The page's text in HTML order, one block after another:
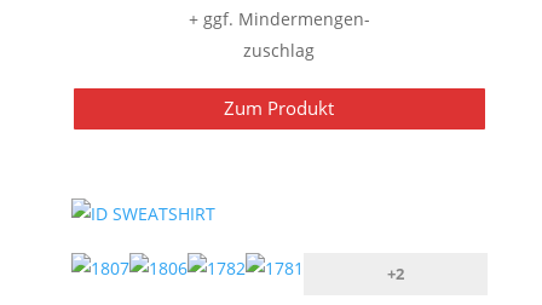
29,99€
+ ggf. Mindermengen-
zuschlag
Zum Produkt
+2